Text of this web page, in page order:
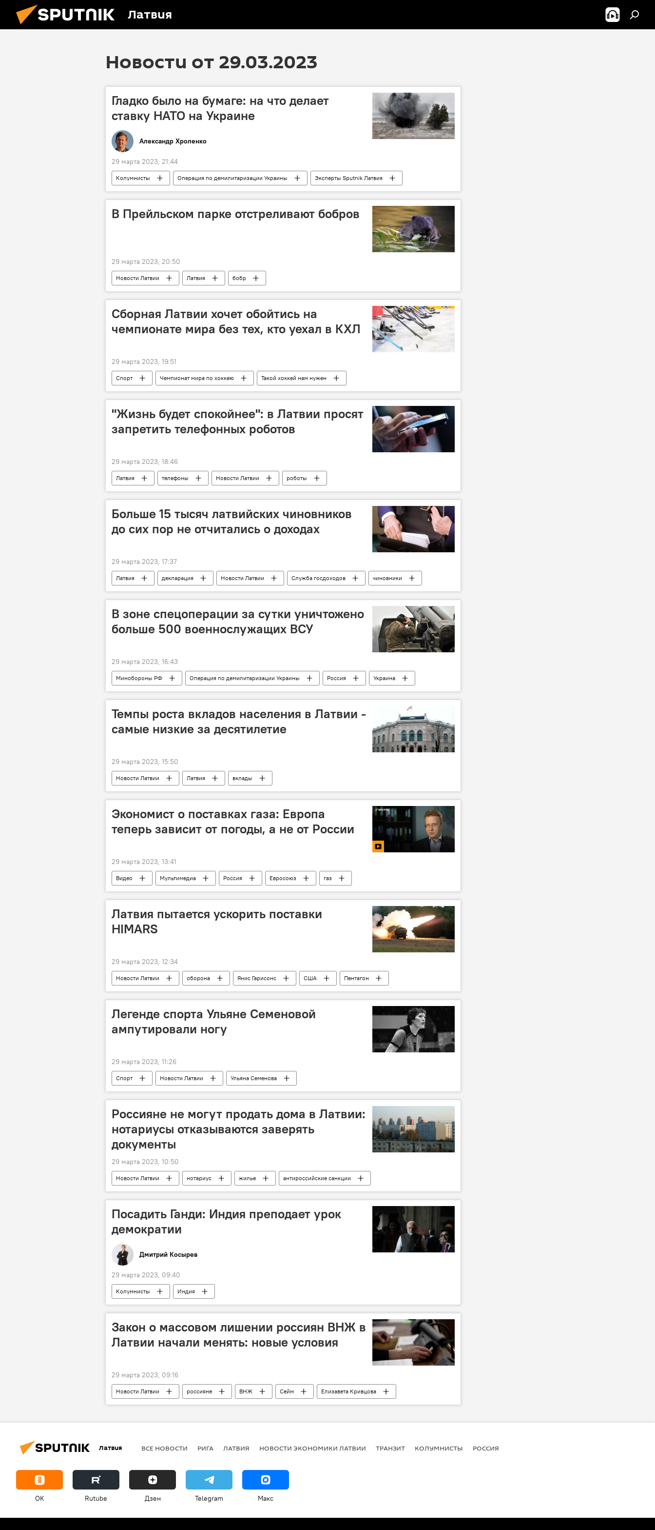
Латвия
Новости от 29.03.2023
Гладко было на бумаге: на что делает
ставку НАТО на Украине
Александр Хроленко
29 марта 2023, 21:44
Колумнисты Операция по демилитаризации Украины
Эксперты Sputnik Латвия
НАТО
США Россия военная операция
военная техника
В Прейльском парке отстреливают бобров
29 марта 2023, 20:50
Новости Латвии Латвия бобр
Сборная Латвии хочет обойтись на
чемпионате мира без тех, кто уехал в КХЛ
29 марта 2023, 19:51
Спорт Чемпионат мира по хоккею
Такой хоккей нам нужен
Сборная Латвии по хоккею
Латвийская федерация хоккея
Латвия
"Жизнь будет спокойнее": в Латвии просят
запретить телефонных роботов
29 марта 2023, 18:46
Латвия телефоны Новости Латвии роботы
Больше 15 тысяч латвийских чиновников
до сих пор не отчитались о доходах
29 марта 2023, 17:37
Латвия декларация Новости Латвии Служба госдоходов чиновники
В зоне спецоперации за сутки уничтожено
больше 500 военнослужащих ВСУ
29 марта 2023, 16:43
Минобороны РФ Операция по демилитаризации Украины Россия
Украина
военная операция
военная техника военнослужащие ВС РФ ВСУ
Темпы роста вкладов населения в Латвии -
самые низкие за десятилетие
29 марта 2023, 15:50
Новости Латвии Латвия вклады
Экономист о поставках газа: Европа
теперь зависит от погоды, а не от России
29 марта 2023, 13:41
Видео Мультимедиа Россия Евросоюз
газ
сжиженный природный газ
Станислав Митрахович экономика
Латвия пытается ускорить поставки
HIMARS
29 марта 2023, 12:34
Новости Латвии оборона Янис Гарисонс США Пентагон
Легенде спорта Ульяне Семеновой
ампутировали ногу
29 марта 2023, 11:26
Спорт Новости Латвии Ульяна Семенова
Россияне не могут продать дома в Латвии:
нотариусы отказываются заверять
документы
29 марта 2023, 10:50
Новости Латвии нотариус жилье антироссийские санкции
Посадить Ганди: Индия преподает урок
демократии
Дмитрий Косырев
29 марта 2023, 09:40
Колумнисты Индия
Закон о массовом лишении россиян ВНЖ в
Латвии начали менять: новые условия
29 марта 2023, 09:16
Новости Латвии россияне ВНЖ Сейм Елизавета Кривцова
Латвия ВСЕ НОВОСТИ РИГА ЛАТВИЯ НОВОСТИ ЭКОНОМИКИ ЛАТВИИ ТРАНЗИТ КОЛУМНИСТЫ РОССИЯ
OK Rutube Дзен Telegram Макс